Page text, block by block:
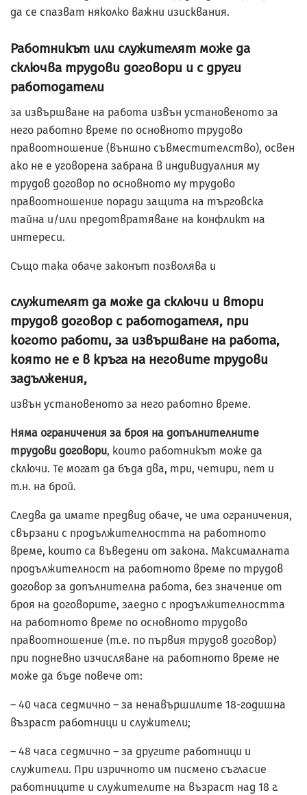
да се спазват няколко важни изисквания.
Работникът или служителят може да
сключва трудови договори и с други
работодатели
за извършване на работа извън установеното за
него работно време по основното трудово
правоотношение (външно съвместителство), освен
ако не е уговорена забрана в индивидуалния му
трудов договор по основното му трудово
правоотношение поради защита на търговска
тайна и/или предотвратяване на конфликт на
интереси.
Също така обаче законът позволява и
служителят да може да сключи и втори
трудов договор с работодателя, при
когото работи, за извършване на работа,
която не е в кръга на неговите трудови
задължения,
извън установеното за него работно време.
Няма ограничения за броя на допълнителните
трудови договори, които работникът може да
сключи. Те могат да бъда два, три, четири, пет и
т.н. на брой.
Следва да имате предвид обаче, че има ограничения,
свързани с продължителността на работното
време, които са въведени от закона. Максималната
продължителност на работното време по трудов
договор за допълнителна работа, без значение от
броя на договорите, заедно с продължителността
на работното време по основното трудово
правоотношение (т.е. по първия трудов договор)
при подневно изчисляване на работното време не
може да бъде повече от:
– 40 часа седмично – за ненавършилите 18-годишна
възраст работници и служители;
– 48 часа седмично – за другите работници и
служители. При изричното им писмено съгласие
работниците и служителите на възраст над 18 г.